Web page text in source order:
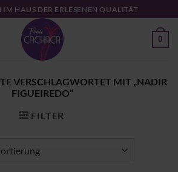
HAUS DER ERLESENEN QUALITÄT
0
VERSCHLAGWORTET MIT „NADIR
FIGUEIREDO“
FILTER